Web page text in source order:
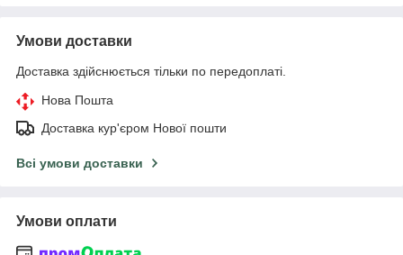
Умови доставки
Доставка здійснюється тільки по передоплаті.
Нова Пошта
Доставка кур'єром Нової пошти
Всі умови доставки
Умови оплати